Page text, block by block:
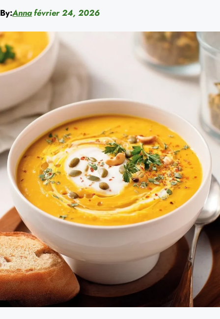
By:Annafévrier 24, 2026